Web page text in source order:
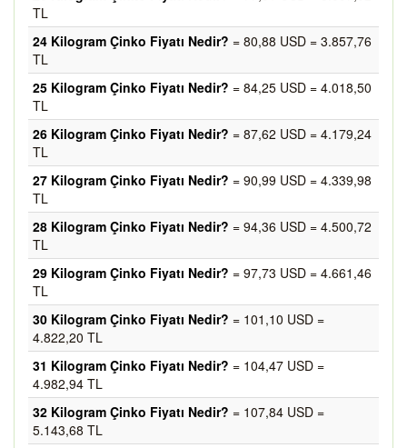
TL
24 Kilogram Çinko Fiyatı Nedir? = 80,88 USD = 3.857,76
TL
25 Kilogram Çinko Fiyatı Nedir? = 84,25 USD = 4.018,50
TL
26 Kilogram Çinko Fiyatı Nedir? = 87,62 USD = 4.179,24
TL
27 Kilogram Çinko Fiyatı Nedir? = 90,99 USD = 4.339,98
TL
28 Kilogram Çinko Fiyatı Nedir? = 94,36 USD = 4.500,72
TL
29 Kilogram Çinko Fiyatı Nedir? = 97,73 USD = 4.661,46
TL
30 Kilogram Çinko Fiyatı Nedir? = 101,10 USD =
4.822,20 TL
31 Kilogram Çinko Fiyatı Nedir? = 104,47 USD =
4.982,94 TL
32 Kilogram Çinko Fiyatı Nedir? = 107,84 USD =
5.143,68 TL